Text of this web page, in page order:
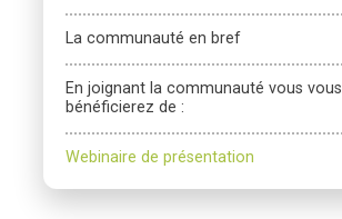
La communauté en bref
En joignant la communauté vous vous
bénéficierez de :
Webinaire de présentation